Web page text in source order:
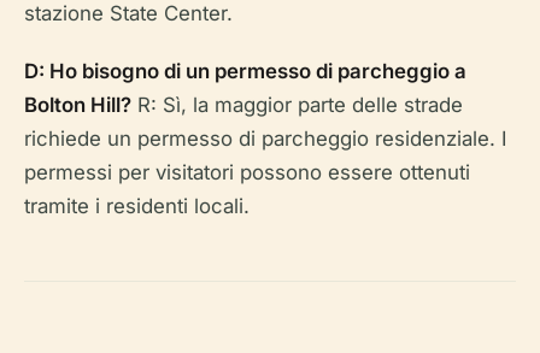
stazione State Center.
D: Ho bisogno di un permesso di parcheggio a
Bolton Hill? R: Sì, la maggior parte delle strade
richiede un permesso di parcheggio residenziale. I
permessi per visitatori possono essere ottenuti
tramite i residenti locali.